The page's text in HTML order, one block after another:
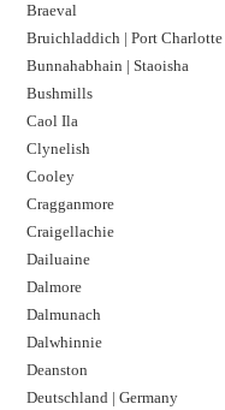
Braeval
Bruichladdich | Port Charlotte
Bunnahabhain | Staoisha
Bushmills
Caol Ila
Clynelish
Cooley
Cragganmore
Craigellachie
Dailuaine
Dalmore​
Dalmunach
Dalwhinnie
Deanston
Deutschland | Germany